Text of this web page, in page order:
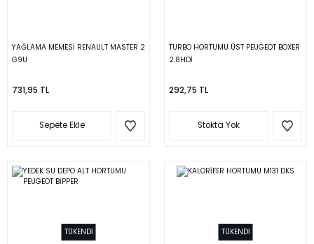
YAĞLAMA MEMESİ RENAULT MASTER 2
G9U
731,95 TL
Sepete Ekle
TURBO HORTUMU ÜST PEUGEOT BOXER
2.8HDİ
292,75 TL
Stokta Yok
TÜKENDİ TÜKENDİ